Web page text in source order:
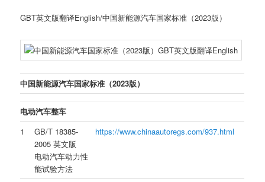
GBT英文版翻译English/中国新能源汽车国家标准（2023版）
中国新能源汽车国家标准（2023版）
电动汽车整车
1
GB/T 18385-
2005 英文版
电动汽车动力性
能试验方法
https://www.chinaautoregs.com/937.html